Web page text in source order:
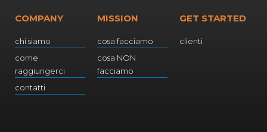
COMPANY
chi siamo
come
raggiungerci
contatti
MISSION
cosa facciamo
cosa NON
facciamo
GET STARTED
clienti